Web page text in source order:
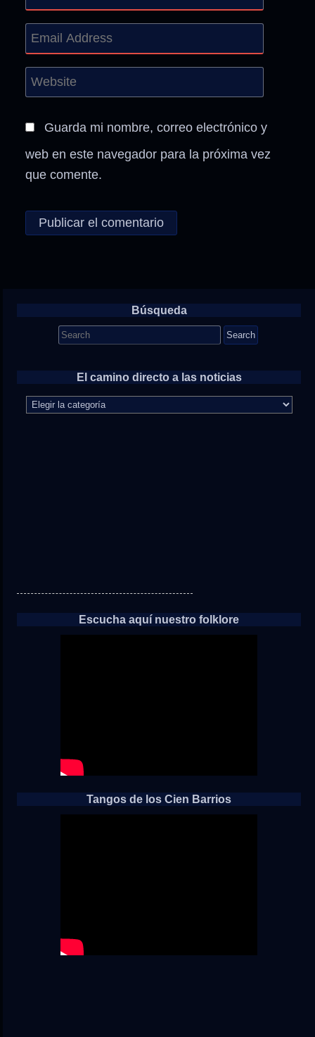
Guarda mi nombre, correo electrónico y
web en este navegador para la próxima vez
que comente.
Búsqueda
Search
for:
El camino directo a las noticias
camino
Escucha aquí nuestro folklore
Tangos de los Cien Barrios